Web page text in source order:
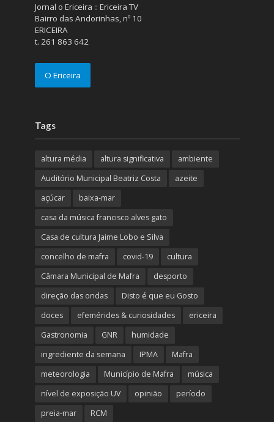
Jornal o Ericeira :: Ericeira TV
Bairro das Andorinhas, nº 10
ERICEIRA
t. 261 863 642
O Ericeira
Tags
altura média altura significativa
ambiente
Auditório Municipal Beatriz Costa
azeite
açúcar
baixa-mar
casa da música francisco alves gato
Casa de cultura Jaime Lobo e Silva
concelho de mafra
covid-19
cultura
Câmara Municipal de Mafra
desporto
direção das ondas
Disto é que eu Gosto
doces
efemérides & curiosidades
ericeira
Gastronomia
GNR
humidade
ingrediente da semana
IPMA
Mafra
meteorologia
Município de Mafra
música
nível de exposição UV
opinião
período
preia-mar
RCM